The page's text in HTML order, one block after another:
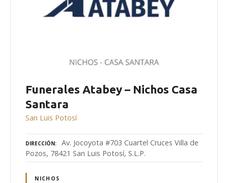
Funerales Atabey – Nichos Casa
Santara
San Luis Potosí
DIRECCIÓN
Av. Jocoyota #703 Cuartel Cruces Villa de
Pozos, 78421 San Luis Potosí, S.L.P.
NICHOS